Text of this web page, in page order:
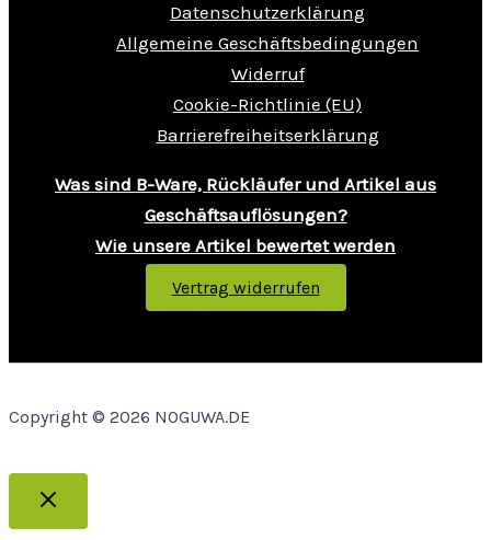
Datenschutzerklärung
Allgemeine Geschäftsbedingungen
Widerruf
Cookie-Richtlinie (EU)
Barrierefreiheitserklärung
Was sind B-Ware, Rückläufer und Artikel aus
Geschäftsauflösungen?
Wie unsere Artikel bewertet werden
Vertrag widerrufen
Copyright © 2026 NOGUWA.DE